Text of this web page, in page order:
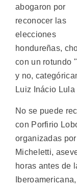
abogaron por
reconocer las
elecciones
hondureñas,
con un rotundo
y no,
Luiz Inácio
No se puede
con Porfirio
organizadas
Micheletti,
horas antes de